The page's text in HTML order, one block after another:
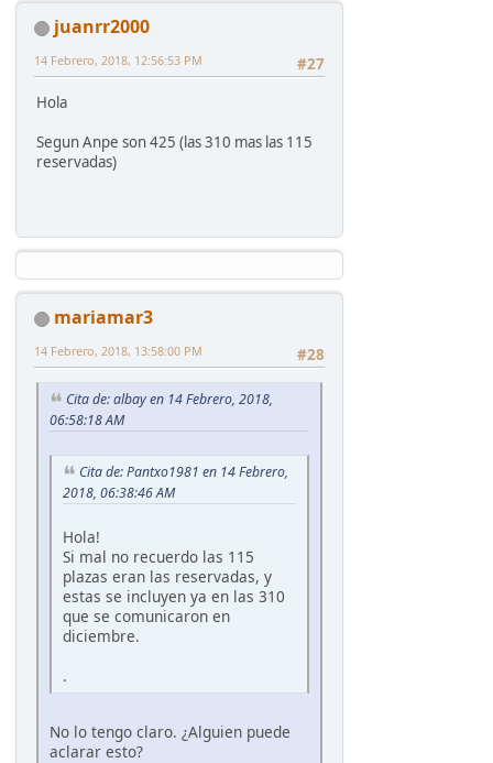
juanrr2000
#27
14 Febrero, 2018, 12:56:53 PM
Hola
Segun Anpe son 425 (las 310 mas las 115
reservadas)
mariamar3
#28
14 Febrero, 2018, 13:58:00 PM
Cita de: albay en 14 Febrero, 2018,
06:58:18 AM
Cita de: Pantxo1981 en 14 Febrero,
2018, 06:38:46 AM
Hola!
Si mal no recuerdo las 115
plazas eran las reservadas, y
estas se incluyen ya en las 310
que se comunicaron en
diciembre.
.
No lo tengo claro. ¿Alguien puede
aclarar esto?